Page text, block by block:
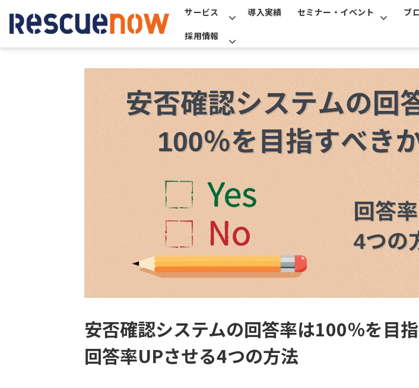
サービス 導入実績 セミナー・イベント ブ
採用情報
安否確認システムの回答率は100％を目
回答率UPさせる4つの方法